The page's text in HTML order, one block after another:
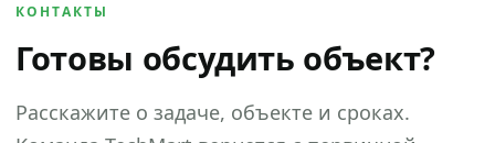
КОНТАКТЫ
Готовы обсудить объект?
Расскажите о задаче, объекте и сроках.